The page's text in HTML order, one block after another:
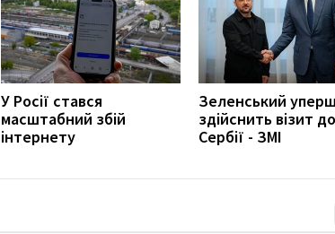
У Росії стався
масштабний збій
інтернету
Зеленський
здійснить візит до
Сербії - ЗМІ